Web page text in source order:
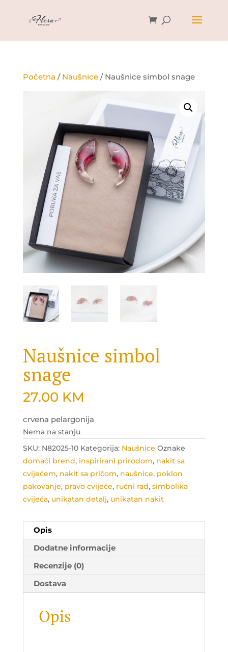
Početna / Naušnice/ Naušnice simbol snage
Naušnice simbol
snage
27.00 KM
crvena pelargonija
Nema na stanju
SKU: N82025-10 Kategorija: Naušnice Oznake
domaći brend, inspirirani prirodom, nakit sa
cvijećem, nakit sa pričom, naušnice, poklon
pakovanje, pravo cvijeće, ručni rad, simbolika
cvijeća, unikatan detalj, unikatan nakit
Opis
Dodatne informacije
Recenzije (0)
Dostava
Opis